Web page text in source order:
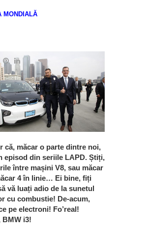
MONDIALĂ
că, măcar o parte dintre noi,
episod din seriile LAPD. Știți,
între mașini V8, sau măcar
4 în linie… Ei bine, fiți
vă luați adio de la sunetul
cu combustie! De-acum,
pe electroni! Fo’real!
BMW i3!